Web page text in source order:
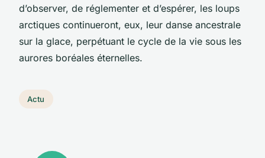
d’observer, de réglementer et d’espérer, les loups
arctiques continueront, eux, leur danse ancestrale
sur la glace, perpétuant le cycle de la vie sous les
aurores boréales éternelles.
Actu